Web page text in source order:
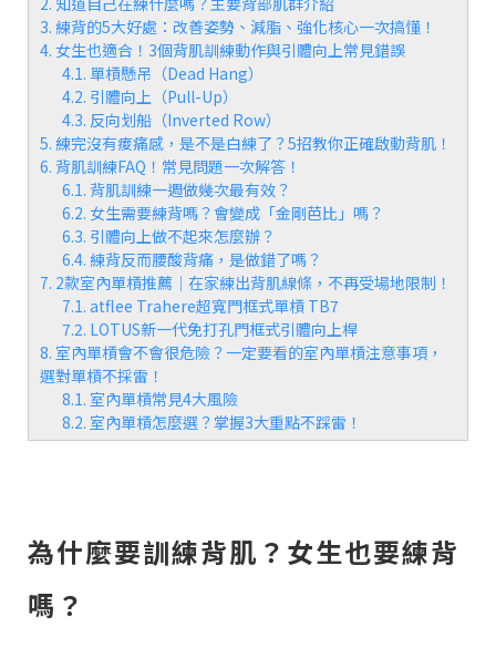
3. 練背的5大好處：改善姿勢、減脂、強化核心一次搞懂！
4. 女生也適合！3個背肌訓練動作與引體向上常見錯誤
4.1. 單槓懸吊（Dead Hang）
4.2. 引體向上（Pull-Up）
4.3. 反向划船（Inverted Row）
5. 練完沒有痠痛感，是不是白練了？5招教你正確啟動背肌！
6. 背肌訓練FAQ！常見問題一次解答！
6.1. 背肌訓練一週做幾次最有效？
6.2. 女生需要練背嗎？會變成「金剛芭比」嗎？
6.3. 引體向上做不起來怎麼辦？
6.4. 練背反而腰酸背痛，是做錯了嗎？
7. 2款室內單槓推薦｜在家練出背肌線條，不再受場地限制！
7.1. atflee Trahere超寬門框式單槓 TB7
7.2. LOTUS新一代免打孔門框式引體向上桿
8. 室內單槓會不會很危險？一定要看的室內單槓注意事項，
選對單槓不採雷！
8.1. 室內單槓常見4大風險
8.2. 室內單槓怎麼選？掌握3大重點不踩雷！
為什麼要訓練背肌？女生也要練背
嗎？